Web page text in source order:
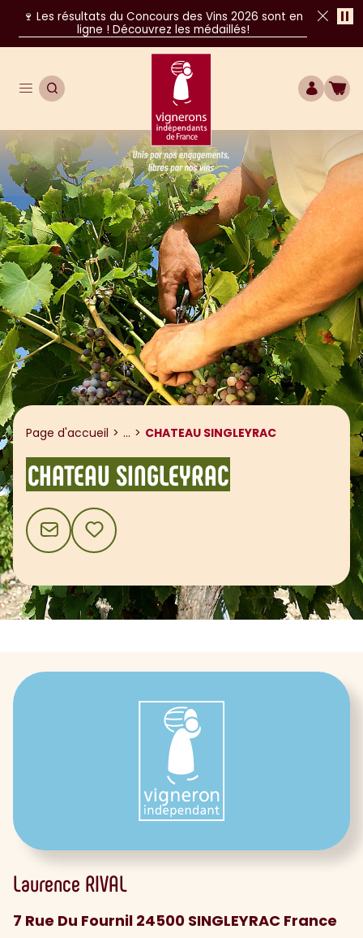
🍷 Les résultats du Concours des Vins 2026 sont en
ligne ! Découvrez les médaillés!
Ouvrir le menu de navigation
OUVRIR LA RECHERCHE
Unis par nos engagements, libres par
COMPTE
Page d'accueil ... Afficher le fil d'ariane
CHATEAU SINGLEYRAC
CHATEAU SINGLEYRAC
CONTACTAJOUTER AUX FAVORIS
Laurence RIVAL
7 Rue Du Fournil 24500 SINGLEYRAC France